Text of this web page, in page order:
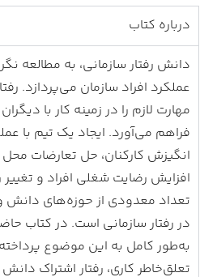
درباره کتاب
دانش رفتار سازمانی، به مطالعه
عملکرد افراد سازمان می‌پردازد.
مهارت لازم را در زمینه کار با
فراهم می‌آورد. ایجاد یک تیم با
انگیزش کارکنان، حل تعارضات محل
افزایش رضایت شغلی افراد و تغییر
تعداد معدودی از حوزه‌های دانش
در رفتار سازمانی است. در کتاب
به‌طور کامل به این موضوع پرداخته
تعلق‌خاطر کاری، رفتار اشتراک